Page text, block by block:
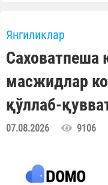
Янгиликлар
Саховатпеша
масжидлар
қўллаб-
07.08.2026 9106